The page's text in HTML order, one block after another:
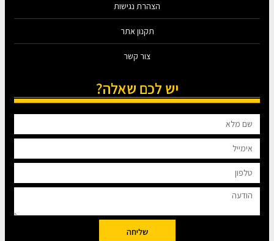
הצהרת נגישות
תקנון אתר
צור קשר
יש לכם שאלה?
שליחה